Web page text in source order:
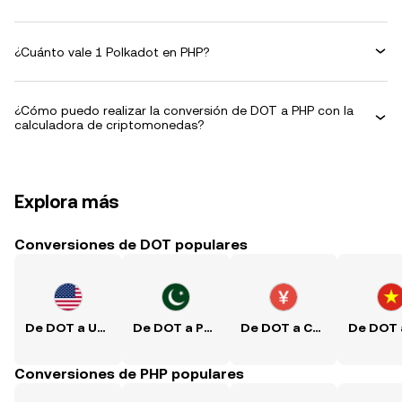
¿Cuánto vale 1 Polkadot en PHP?
¿Cómo puedo realizar la conversión de DOT a PHP con la
calculadora de criptomonedas?
Explora más
Conversiones de DOT populares
De DOT a USD De DOT a PKR De DOT a CNY
Conversiones de PHP populares